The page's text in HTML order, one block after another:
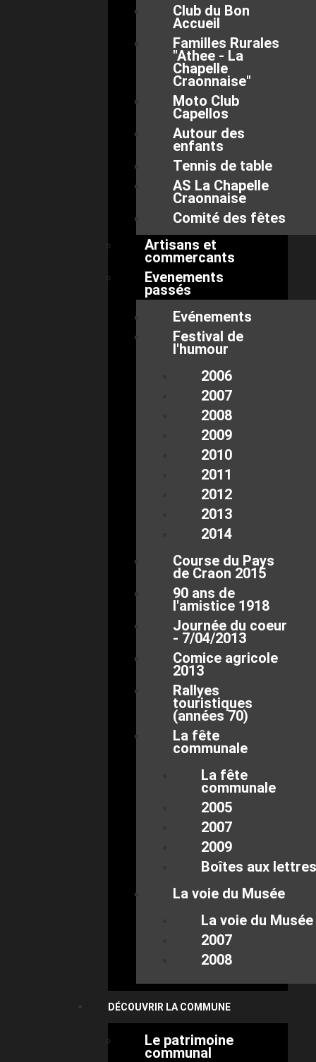
Club du Bon
Accueil
Familles Rurales
"Athee - La
Chapelle
Craonnaise"
Moto Club
Capellos
Autour des
enfants
Tennis de table
AS La Chapelle
Craonnaise
Comité des fêtes
Artisans et
commercants
Evenements
passés
Evénements
Festival de
l'humour
2006
2007
2008
2009
2010
2011
2012
2013
2014
Course du Pays
de Craon 2015
90 ans de
l'amistice 1918
Journée du coeur
- 7/04/2013
Comice agricole
2013
Rallyes
touristiques
(années 70)
La fête
communale
La fête
communale
2005
2007
2009
Boîtes aux lettres
La voie du Musée
La voie du Musée
2007
2008
DÉCOUVRIR LA COMMUNE
Le patrimoine
communal